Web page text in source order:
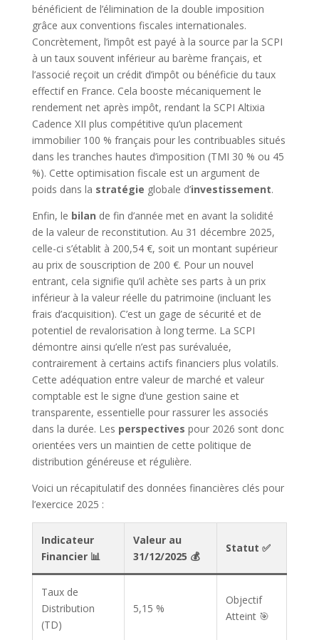
bénéficient de l’élimination de la double imposition
grâce aux conventions fiscales internationales.
Concrètement, l’impôt est payé à la source par la SCPI
à un taux souvent inférieur au barème français, et
l’associé reçoit un crédit d’impôt ou bénéficie du taux
effectif en France. Cela booste mécaniquement le
rendement net après impôt, rendant la SCPI Altixia
Cadence XII plus compétitive qu’un placement
immobilier 100 % français pour les contribuables situés
dans les tranches hautes d’imposition (TMI 30 % ou 45
%). Cette optimisation fiscale est un argument de
poids dans la stratégie globale d’investissement.
Enfin, le bilan de fin d’année met en avant la solidité
de la valeur de reconstitution. Au 31 décembre 2025,
celle-ci s’établit à 200,54 €, soit un montant supérieur
au prix de souscription de 200 €. Pour un nouvel
entrant, cela signifie qu’il achète ses parts à un prix
inférieur à la valeur réelle du patrimoine (incluant les
frais d’acquisition). C’est un gage de sécurité et de
potentiel de revalorisation à long terme. La SCPI
démontre ainsi qu’elle n’est pas surévaluée,
contrairement à certains actifs financiers plus volatils.
Cette adéquation entre valeur de marché et valeur
comptable est le signe d’une gestion saine et
transparente, essentielle pour rassurer les associés
dans la durée. Les perspectives pour 2026 sont donc
orientées vers un maintien de cette politique de
distribution généreuse et régulière.
Voici un récapitulatif des données financières clés pour
l’exercice 2025 :
Indicateur
Financier 📊
Valeur au
31/12/2025 💰
Statut ✅
Taux de
Distribution
(TD)
5,15 %
Objectif
Atteint 🎯